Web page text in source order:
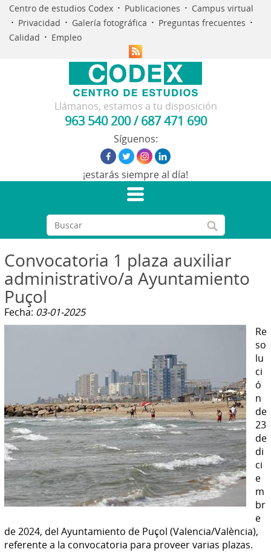
Centro de estudios Codex · Publicaciones · Campus virtual
· Privacidad · Galería fotográfica · Preguntas frecuentes ·
Calidad · Empleo
Llámanos, estamos a tu disposición
963 540 200/687 471 690
Síguenos:
¡estarás siempre al día!
Convocatoria 1 plaza auxiliar
administrativo/a Ayuntamiento
Puçol
Fecha: 03-01-2025
Re
so
lu
ci
ó
n
de
23
de
di
ci
e
m
br
e
de 2024, del Ayuntamiento de Puçol (Valencia/València),
referente a la convocatoria para proveer varias plazas.